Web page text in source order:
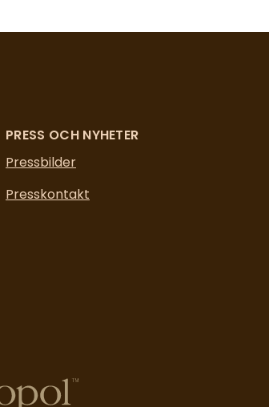
PRESS OCH NYHETER
Pressbilder
Presskontakt